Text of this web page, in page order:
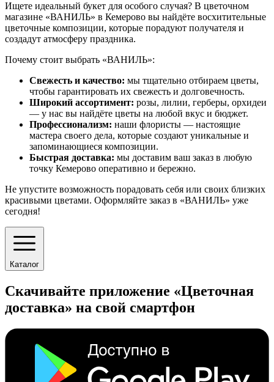
Ищете идеальный букет для особого случая? В цветочном
магазине «ВАНИЛЬ» в Кемерово вы найдёте восхитительные
цветочные композиции, которые порадуют получателя и
создадут атмосферу праздника.
Почему стоит выбрать «ВАНИЛЬ»:
Свежесть и качество: мы тщательно отбираем цветы,
чтобы гарантировать их свежесть и долговечность.
Широкий ассортимент: розы, лилии, герберы, орхидеи
— у нас вы найдёте цветы на любой вкус и бюджет.
Профессионализм: наши флористы — настоящие
мастера своего дела, которые создают уникальные и
запоминающиеся композиции.
Быстрая доставка: мы доставим ваш заказ в любую
точку Кемерово оперативно и бережно.
Не упустите возможность порадовать себя или своих близких
красивыми цветами. Оформляйте заказ в «ВАНИЛЬ» уже
сегодня!
Каталог
Скачивайте приложение «Цветочная
доставка» на свой смартфон